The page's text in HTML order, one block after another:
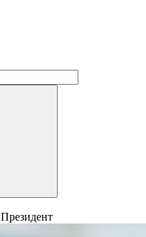
Президент